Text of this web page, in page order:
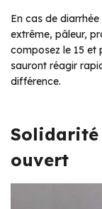
En cas de
extrême, pâleur,
composez le 15 et
sauront réagir
différence.
ouvert